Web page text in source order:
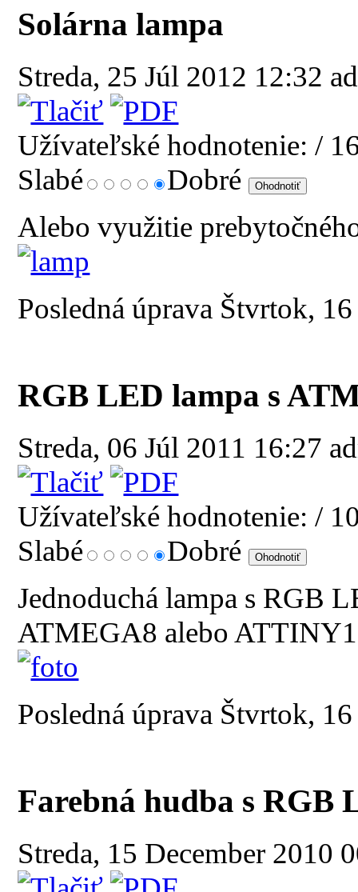
Solárna lampa
Streda, 25 Júl 2012 12:32
Užívateľské hodnotenie: /
Slabé
Dobré
Alebo využitie
Posledná úprava Štvrtok,
RGB LED lampa s
Streda, 06 Júl 2011 16:27
Užívateľské hodnotenie: /
Slabé
Dobré
Jednoduchá lampa s RGB
ATMEGA8 alebo
Posledná úprava Štvrtok,
Farebná hudba s RGB
Streda, 15 December 2010